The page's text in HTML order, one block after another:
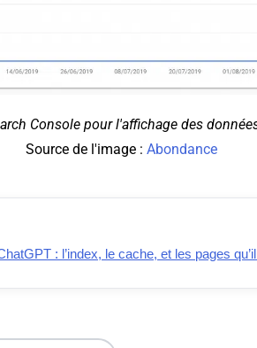
Console pour l'affichage des
Source de l'image : Abondance
: l’index, le cache, et les pages